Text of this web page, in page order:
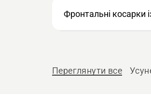
can
Переглянути все